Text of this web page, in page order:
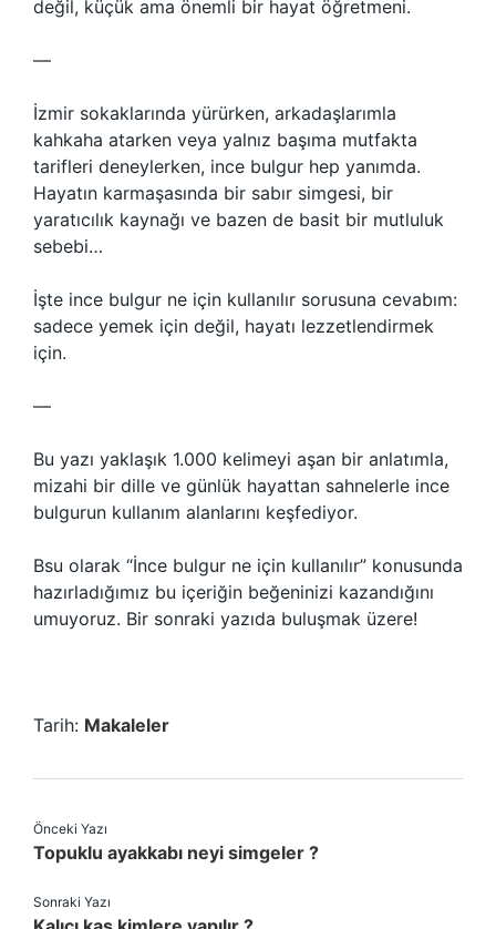
değil, küçük ama önemli bir hayat öğretmeni.
—
İzmir sokaklarında yürürken, arkadaşlarımla
kahkaha atarken veya yalnız başıma mutfakta
tarifleri deneylerken, ince bulgur hep yanımda.
Hayatın karmaşasında bir sabır simgesi, bir
yaratıcılık kaynağı ve bazen de basit bir mutluluk
sebebi…
İşte ince bulgur ne için kullanılır sorusuna cevabım:
sadece yemek için değil, hayatı lezzetlendirmek
için.
—
Bu yazı yaklaşık 1.000 kelimeyi aşan bir anlatımla,
mizahi bir dille ve günlük hayattan sahnelerle ince
bulgurun kullanım alanlarını keşfediyor.
Bsu olarak “İnce bulgur ne için kullanılır” konusunda
hazırladığımız bu içeriğin beğeninizi kazandığını
umuyoruz. Bir sonraki yazıda buluşmak üzere!
Tarih: Makaleler
Önceki Yazı
Topuklu ayakkabı neyi simgeler ?
Sonraki Yazı